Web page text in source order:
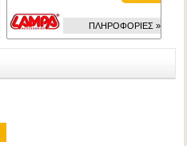
ΠΛΗΡΟΦΟΡΙΕΣ »